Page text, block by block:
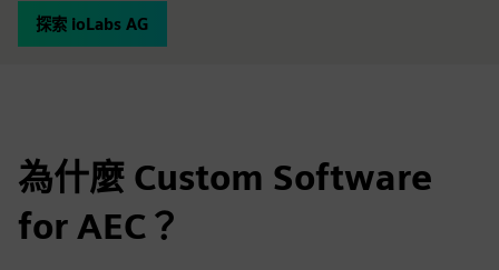
探索 ioLabs AG
為什麼 Custom Software
for AEC？